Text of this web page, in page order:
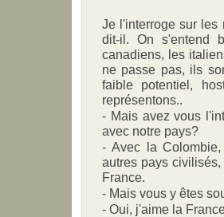
Je l'interroge sur les
dit-il. On s'entend
canadiens, les
ne passe pas, ils
faible potentiel,
représentons..
- Mais avez vous
avec notre pays?
- Avec la
autres pays
France.
- Mais vous y êtes
- Oui, j'aime la